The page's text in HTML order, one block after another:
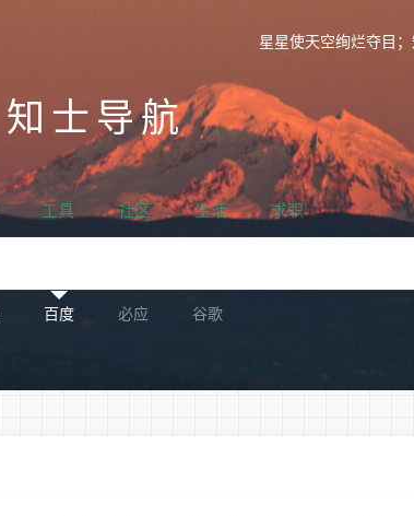
星星使天空绚烂夺目
知士导航
工具 社区 生活 求职
百度 必应 谷歌